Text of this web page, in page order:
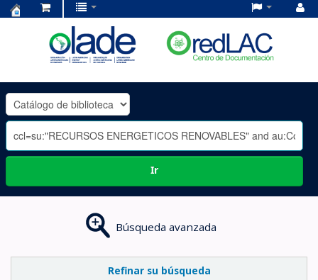
OLADE
-
Ir
Búsqueda avanzada
Refinar su búsqueda